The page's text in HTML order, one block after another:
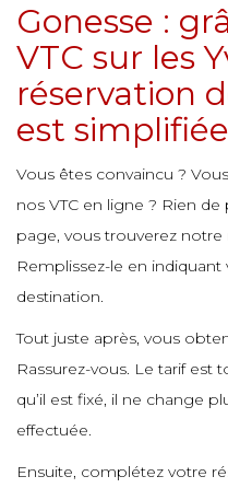
Gonesse :
VTC sur les
réservation
est simplifiée
Vous êtes convaincu ?
nos VTC en ligne ? Rien
page, vous trouverez
Remplissez-le en
destination.
Tout juste après, vous
Rassurez-vous. Le tarif est
qu’il est fixé, il ne change
effectuée.
Ensuite, complétez votre